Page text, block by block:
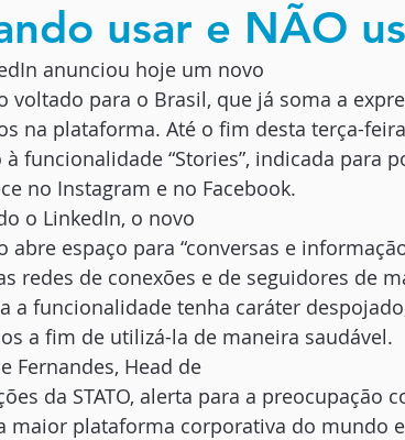
usar e NÃO
anunciou hoje um novo
voltado para o Brasil, que já soma a
na plataforma. Até o fim desta terça-
à funcionalidade “Stories”, indicada para
no Instagram e no Facebook.
o LinkedIn, o novo
abre espaço para “conversas e
redes de conexões e de seguidores de
a funcionalidade tenha caráter
a fim de utilizá-la de maneira saudável.
Fernandes, Head de
da STATO, alerta para a preocupação
maior plataforma corporativa do mundo